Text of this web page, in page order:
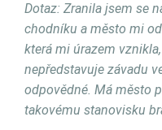
Dotaz: Zranila jsem se
chodníku a město mi
která mi úrazem
nepředstavuje závadu
odpovědné. Má město
takovému stanovisku